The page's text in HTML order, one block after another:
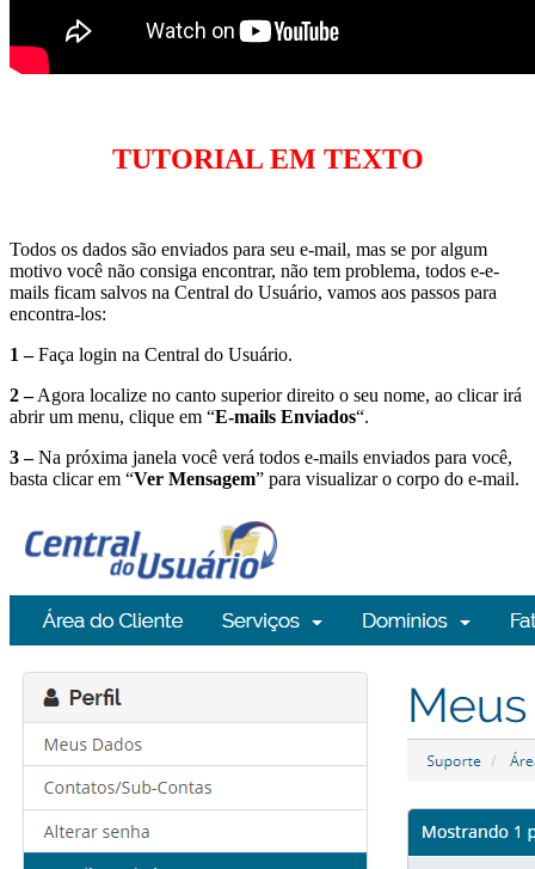
TUTORIAL EM TEXTO
Todos os dados são enviados para seu e-mail, mas se por algum
motivo você não consiga encontrar, não tem problema, todos e-e-
mails ficam salvos na Central do Usuário, vamos aos passos para
encontra-los:
1 –Faça login na Central do Usuário.
2 –Agora localize no canto superior direito o seu nome, ao clicar irá
abrir um menu, clique em “E-mails Enviados“.
3 –Na próxima janela você verá todos e-mails enviados para você,
basta clicar em “Ver Mensagem” para visualizar o corpo do e-mail.